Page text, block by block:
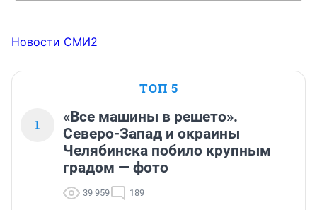
Новости СМИ2
ТОП 5
1
«Все машины в решето».
Северо-Запад и окраины
Челябинска побило крупным
градом — фото
39 959 189